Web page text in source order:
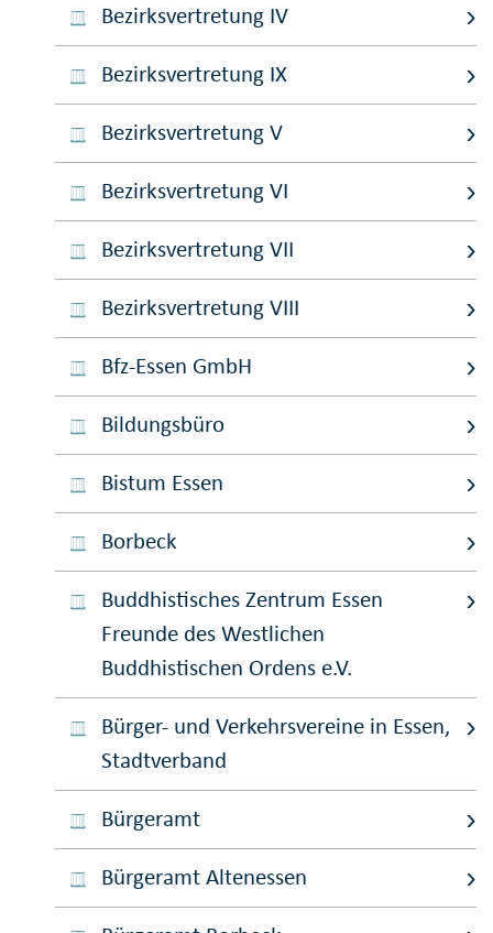
Bezirksvertretung IV
Bezirksvertretung IX
Bezirksvertretung V
Bezirksvertretung VI
Bezirksvertretung VII
Bezirksvertretung VIII
Bfz-Essen GmbH
Bildungsbüro
Bistum Essen
Borbeck
Buddhistisches Zentrum Essen
Freunde des Westlichen
Buddhistischen Ordens e.V.
Bürger- und Verkehrsvereine in Essen,
Stadtverband
Bürgeramt
Bürgeramt Altenessen